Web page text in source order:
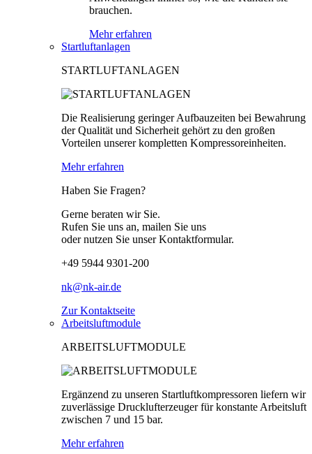
brauchen.
Mehr erfahren
Startluftanlagen
STARTLUFTANLAGEN
Die Realisierung geringer Aufbauzeiten bei Bewahrung
der Qualität und Sicherheit gehört zu den großen
Vorteilen unserer kompletten Kompressoreinheiten.
Mehr erfahren
Haben Sie Fragen?
Gerne beraten wir Sie.
Rufen Sie uns an, mailen Sie uns
oder nutzen Sie unser Kontaktformular.
+49 5944 9301-200
nk@nk-air.de
Zur Kontaktseite
Arbeitsluftmodule
ARBEITSLUFTMODULE
Ergänzend zu unseren Startluftkompressoren liefern wir
zuverlässige Drucklufterzeuger für konstante Arbeitsluft
zwischen 7 und 15 bar.
Mehr erfahren